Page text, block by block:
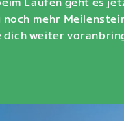
Laufen geht es
noch mehr
weiter